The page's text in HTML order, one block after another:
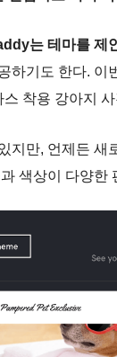
는 테마를 제
하기도 한다.
착용 강아지
지만, 언제든
색상이 다양한